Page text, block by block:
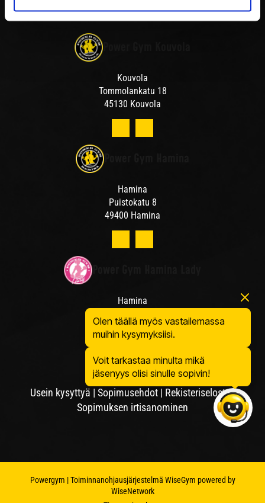
Olen täällä myös vastailemassa
muihin kysymyksiisi.
Voit tarkastaa minulta mikä
jäsenyys olisi sinulle sopivin!
Kouvola
Tommolankatu 18
45130 Kouvola
Hamina
Puistokatu 8
49400 Hamina
Hamina
49400 Hamina
Usein kysyttyä | Sopimusehdot | Rekisteriseloste|
Sopimuksen irtisanominen
Powergym | Toiminnanohjausjärjestelmä WiseGym powered by
WiseNetwork